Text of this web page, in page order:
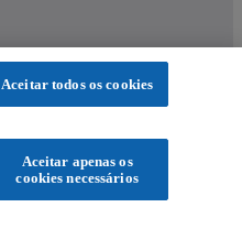
Aceitar todos os cookies
Aceitar apenas os
cookies necessários